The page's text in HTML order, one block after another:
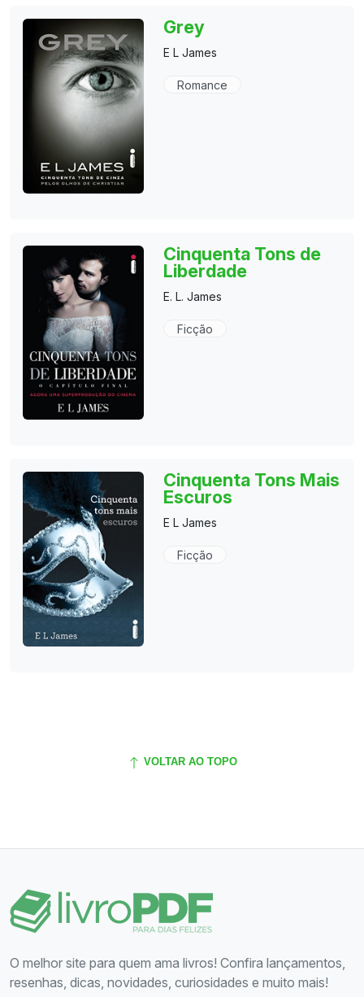
Grey
E L James
Romance
Cinquenta Tons de
Liberdade
E. L. James
Ficção
Cinquenta Tons Mais
Escuros
E L James
Ficção
VOLTAR AO TOPO
O melhor site para quem ama livros! Confira lançamentos,
resenhas, dicas, novidades, curiosidades e muito mais!